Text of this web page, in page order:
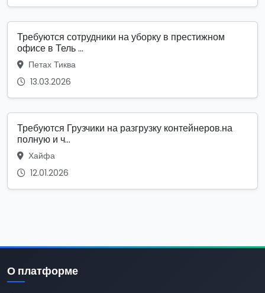
Требуются сотрудники на уборку в престижном
офисе в Тель ...
Петах Тиква
13.03.2026
Требуются Грузчики на разгрузку контейнеров.на
полную и ч...
Хайфа
12.01.2026
О платформе